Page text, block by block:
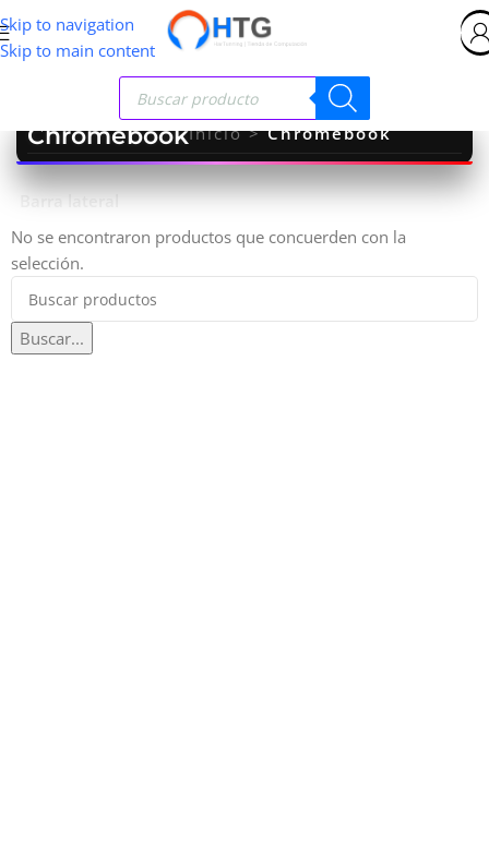
Skip to navigation
Skip to main content
ChromebookInicio>Chromebook
Barra lateral
No se encontraron productos que concuerden con la
selección.
Buscar...